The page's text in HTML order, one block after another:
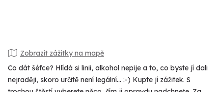
Zobrazit zážitky na mapě
Co dát šéfce? Hlídá si linii, alkohol nepije a to, co byste jí dali
nejraději, skoro určitě není legální... :-) Kupte jí zážitek. S